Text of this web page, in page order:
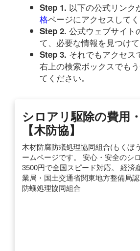
Step 1. 以下の公式リンク
格ページにアクセスしてく
Step 2. 公式ウェブサイト
て、必要な情報を見つけて
Step 3. それでもアクセス
右上の検索ボックスでも
てください。
シロアリ駆除の費用
【木防協】
木材防腐防蟻処理協同組合(もくぼ
ームページです。 安心・安全のシ
3500円で全国スピード対応。 経済
業局・国土交通省関東地方整備局
防蟻処理協同組合